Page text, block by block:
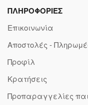
ΠΛΗΡΟΦΟΡΙΕΣ
Επικοινωνία
Αποστολές -
Προφίλ
Κρατήσεις
Προπαραγγελίες